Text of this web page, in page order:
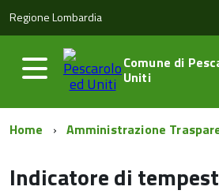
Regione Lombardia
Comune di
Uniti
Home Amministrazione
Indicatore di